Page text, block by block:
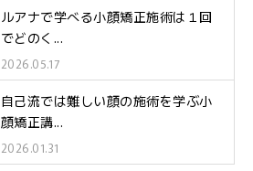
ルアナで学べる小顔矯正施術は１回
でどのく...
2026.05.17
自己流では難しい顔の施術を学ぶ小
顔矯正講...
2026.01.31